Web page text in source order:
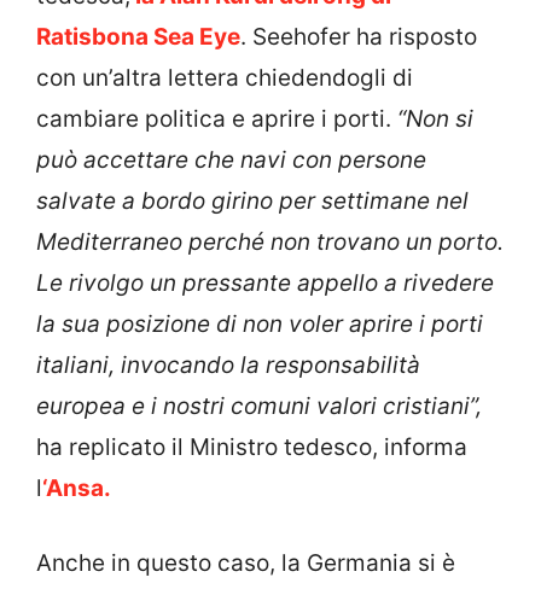
Ratisbona Sea Eye. Seehofer ha risposto
con un’altra lettera chiedendogli di
cambiare politica e aprire i porti. “Non si
può accettare che navi con persone
salvate a bordo girino per settimane nel
Mediterraneo perché non trovano un porto.
Le rivolgo un pressante appello a rivedere
la sua posizione di non voler aprire i porti
italiani, invocando la responsabilità
europea e i nostri comuni valori cristiani”,
ha replicato il Ministro tedesco, informa
l‘Ansa.
Anche in questo caso, la Germania si è